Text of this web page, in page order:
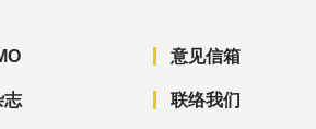
志
意见信箱
联络我们